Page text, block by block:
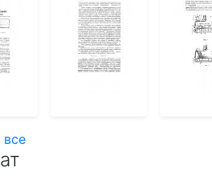
все